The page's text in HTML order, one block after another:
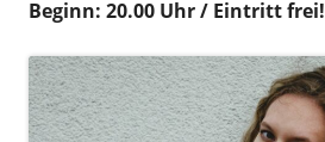
Beginn: 20.00 Uhr / Eintritt frei!